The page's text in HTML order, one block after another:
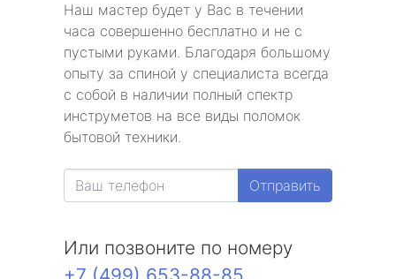
Наш мастер будет у Вас в течении
часа совершенно бесплатно и не с
пустыми руками. Благодаря большому
опыту за спиной у специалиста всегда
с собой в наличии полный спектр
инструметов на все виды поломок
бытовой техники.
Отправить
Или позвоните по номеру